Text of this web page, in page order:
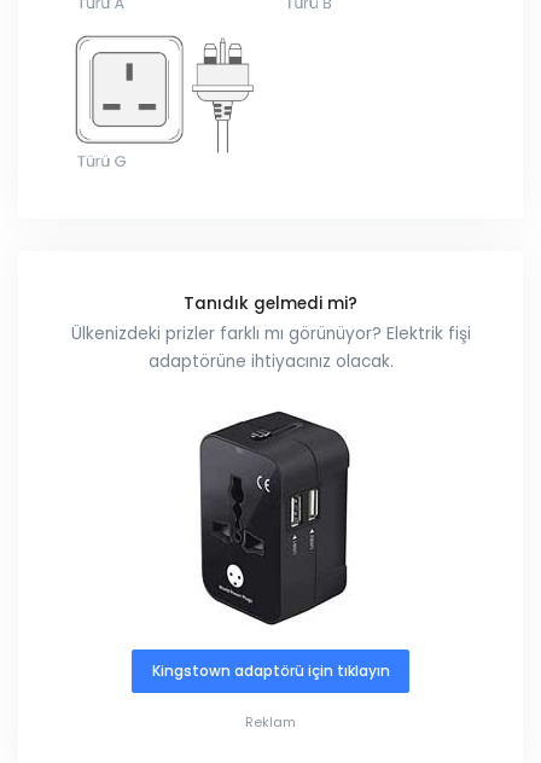
Tanıdık gelmedi mi?
Ülkenizdeki prizler farklı mı görünüyor? Elektrik fişi
adaptörüne ihtiyacınız olacak.
Kingstown adaptörü için tıklayın
Reklam